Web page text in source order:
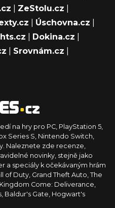
ZeStolu.cz
Úschovna.cz
Dokina.cz
Srovnám.cz
na hry pro PC, PlayStation 5,
Series S, Nintendo Switch,
Naleznete zde recenze,
novinky, stejně jako
a speciály k očekávaným hrám
of Duty, Grand Theft Auto, The
Come: Deliverance,
Baldur's Gate, Hogwart's